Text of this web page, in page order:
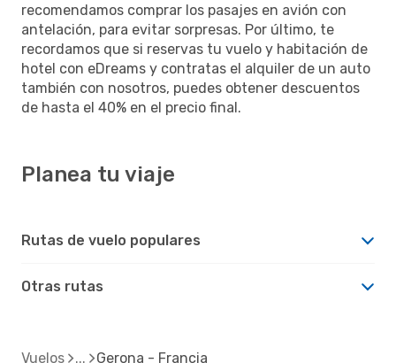
recomendamos comprar los pasajes en avión con
antelación, para evitar sorpresas. Por último, te
recordamos que si reservas tu vuelo y habitación de
hotel con eDreams y contratas el alquiler de un auto
también con nosotros, puedes obtener descuentos
de hasta el 40% en el precio final.
Planea tu viaje
Rutas de vuelo populares
Otras rutas
Vuelos Gerona - Francia